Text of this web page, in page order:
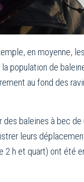
en moyenne,
population de
au fond des
baleines à bec
leurs
2 h et quart) ont été